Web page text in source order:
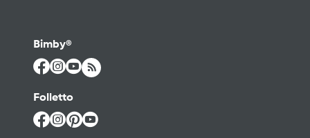
Bimby®
Folletto